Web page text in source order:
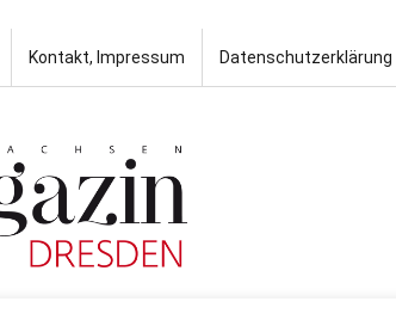
Kontakt, Impressum Datenschutzerklärung